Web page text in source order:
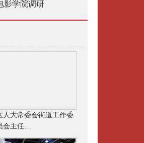
影学院调研
人大常委会街道工作委
会主任...